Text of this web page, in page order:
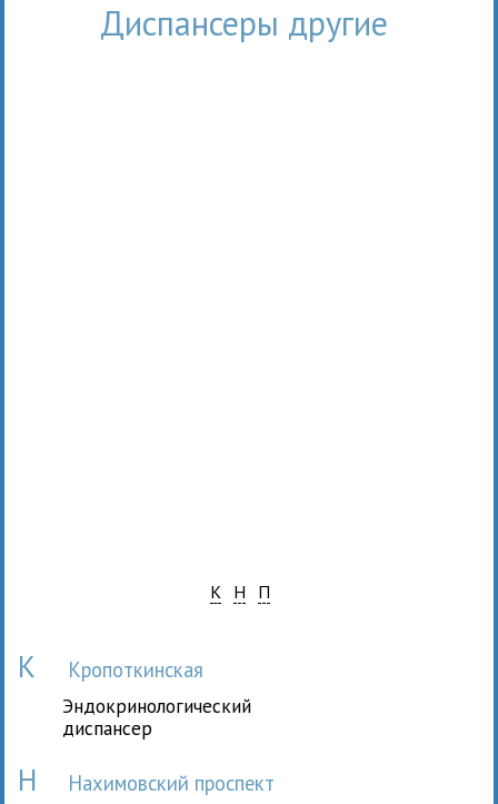
Диспансеры другие
К Н П
К Кропоткинская
Эндокринологический
диспансер
Н Нахимовский проспект